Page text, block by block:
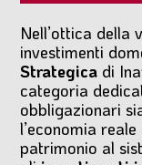
Nell’ottica della
investimenti
Strategica di
categoria
obbligazionari
l’economia
patrimonio al